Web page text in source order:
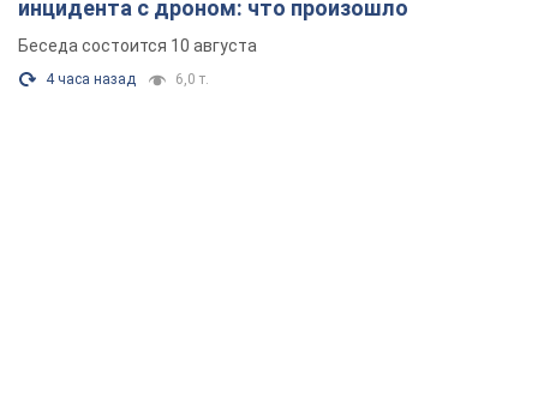
инцидента с дроном: что произошло
Беседа состоится 10 августа
4 часа назад 6,0 т.